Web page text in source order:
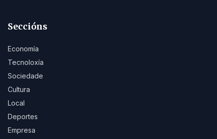
Seccións
Economía
Tecnoloxía
Sociedade
Cultura
Local
Deportes
Empresa